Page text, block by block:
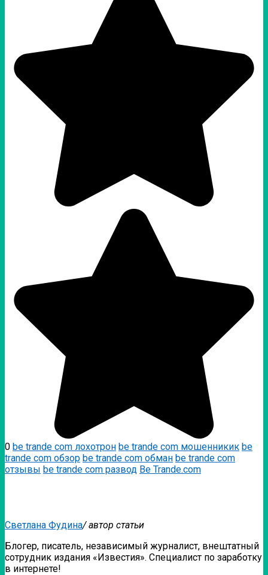
0 be trande com лохотрон be trande com мошенникик be
trande com обзор be trande com обман be trande com
отзывы be trande com развод Be Trande.com
Светлана Фудина/ автор статьи
Блогер, писатель, независимый журналист, внештатный
сотрудник издания «Известия». Специалист по заработку
в интернете!